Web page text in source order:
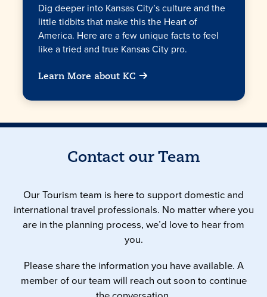
Dig deeper into Kansas City’s culture and the
little tidbits that make this the Heart of
America. Here are a few unique facts to feel
like a tried and true Kansas City pro.
Learn More about KC
Contact our Team
Our Tourism team is here to support domestic and
international travel professionals. No matter where you
are in the planning process, we’d love to hear from
you.
Please share the information you have available. A
member of our team will reach out soon to continue